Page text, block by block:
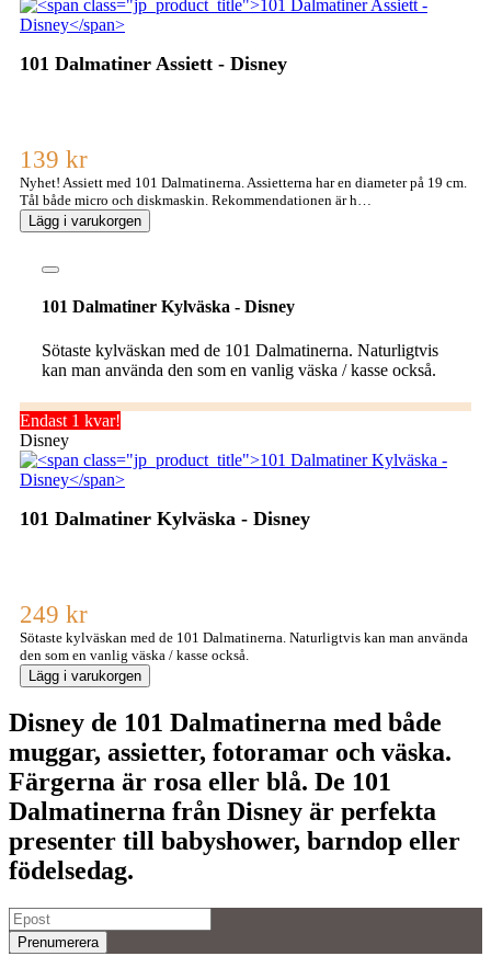
101 Dalmatiner Assiett - Disney
139 kr
Nyhet! Assiett med 101 Dalmatinerna. Assietterna har en diameter på 19 cm.
Tål både micro och diskmaskin. Rekommendationen är h…
Lägg i varukorgen
101 Dalmatiner Kylväska - Disney
Sötaste kylväskan med de 101 Dalmatinerna. Naturligtvis
kan man använda den som en vanlig väska / kasse också.
Endast 1 kvar!
Disney
101 Dalmatiner Kylväska - Disney
249 kr
Sötaste kylväskan med de 101 Dalmatinerna. Naturligtvis kan man använda
den som en vanlig väska / kasse också.
Lägg i varukorgen
Disney de 101 Dalmatinerna med både
muggar, assietter, fotoramar och väska.
Färgerna är rosa eller blå. De 101
Dalmatinerna från Disney är perfekta
presenter till babyshower, barndop eller
födelsedag.
Prenumerera